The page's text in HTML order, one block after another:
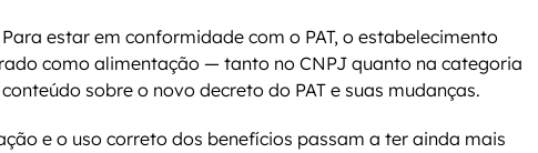
Para estar em conformidade com o PAT, o estabelecimento
como alimentação — tanto no CNPJ quanto na categoria
sobre o novo decreto do PAT e suas mudanças.
e o uso correto dos benefícios passam a ter ainda mais